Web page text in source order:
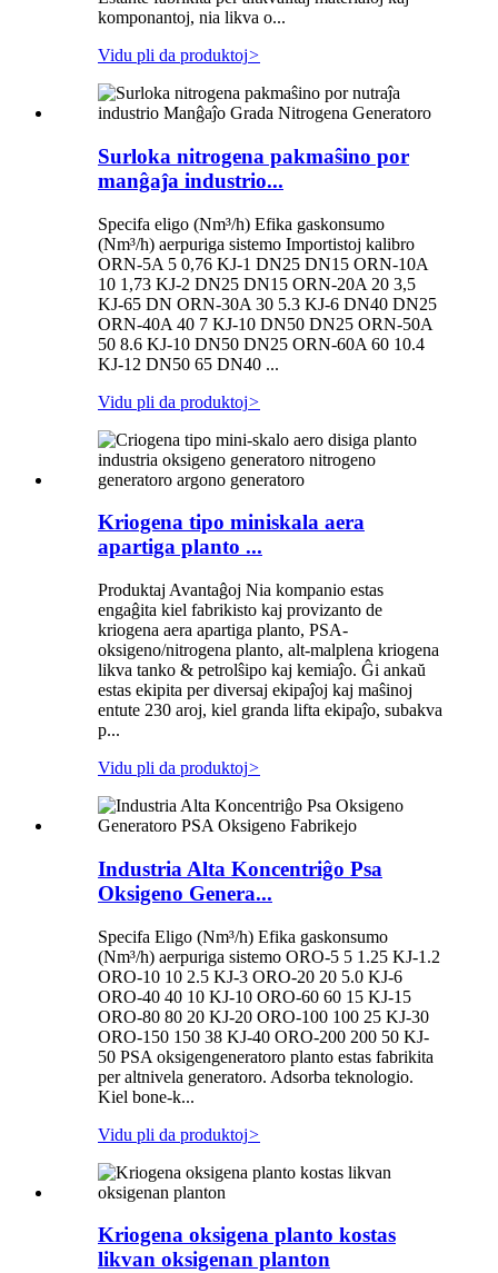
komponantoj, nia likva o...
Vidu pli da produktoj>
Surloka nitrogena pakmaŝino por
manĝaĵa industrio...
Specifa eligo (Nm³/h) Efika gaskonsumo
(Nm³/h) aerpuriga sistemo Importistoj kalibro
ORN-5A 5 0,76 KJ-1 DN25 DN15 ORN-10A
10 1,73 KJ-2 DN25 DN15 ORN-20A 20 3,5
KJ-65 DN ORN-30A 30 5.3 KJ-6 DN40 DN25
ORN-40A 40 7 KJ-10 DN50 DN25 ORN-50A
50 8.6 KJ-10 DN50 DN25 ORN-60A 60 10.4
KJ-12 DN50 65 DN40 ...
Vidu pli da produktoj>
Kriogena tipo miniskala aera
apartiga planto ...
Produktaj Avantaĝoj Nia kompanio estas
engaĝita kiel fabrikisto kaj provizanto de
kriogena aera apartiga planto, PSA-
oksigeno/nitrogena planto, alt-malplena kriogena
likva tanko & petrolŝipo kaj kemiaĵo. Ĝi ankaŭ
estas ekipita per diversaj ekipaĵoj kaj maŝinoj
entute 230 aroj, kiel granda lifta ekipaĵo, subakva
p...
Vidu pli da produktoj>
Industria Alta Koncentriĝo Psa
Oksigeno Genera...
Specifa Eligo (Nm³/h) Efika gaskonsumo
(Nm³/h) aerpuriga sistemo ORO-5 5 1.25 KJ-1.2
ORO-10 10 2.5 KJ-3 ORO-20 20 5.0 KJ-6
ORO-40 40 10 KJ-10 ORO-60 60 15 KJ-15
ORO-80 80 20 KJ-20 ORO-100 100 25 KJ-30
ORO-150 150 38 KJ-40 ORO-200 200 50 KJ-
50 PSA oksigengeneratoro planto estas fabrikita
per altnivela generatoro. Adsorba teknologio.
Kiel bone-k...
Vidu pli da produktoj>
Kriogena oksigena planto kostas
likvan oksigenan planton